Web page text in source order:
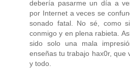
debería pasarme un día a
por Internet a veces se
sonado fatal. No sé, como
conmigo y en plena rabieta.
sido solo una mala
enseñas tu trabajo hax0r, que
y todo.